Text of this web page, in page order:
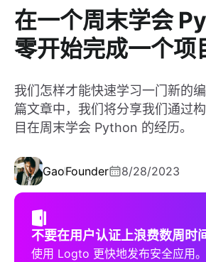
在一个周末学会
零开始完成一个项
我们怎样才能快速学习一门新的
篇文章中，我们将分享我们通过
目在周末学会 Python 的经历。
GaoFounder 8/28/2023
不要在用户认证上浪费数周时
使用 Logto 更快地发布安全应用